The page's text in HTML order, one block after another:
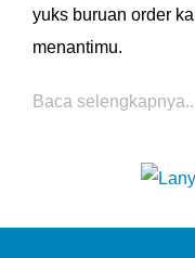
yuks buruan order
menantimu.
Baca